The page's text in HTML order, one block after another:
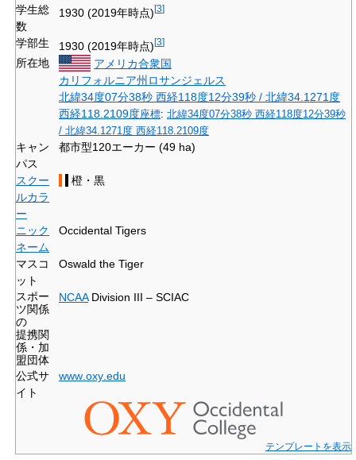
学生総
数
1930 (2019年時点)[3]
学部生 1930 (2019年時点)[3]
所在地
アメリカ合衆国
カリフォルニア州ロサンジェルス
北緯34度07分38秒 西経118度12分39秒 / 北緯34.1271度
西経118.2109度座標: 北緯34度07分38秒 西経118度12分39秒
/ 北緯34.1271度 西経118.2109度
キャン
パス
都市型120エーカー (49 ha)
スクー
ルカラ
ー
橙・黒
ニック
ネーム
Occidental Tigers
マスコ
ット
Oswald the Tiger
スポー
ツ関係
の
提携関
係・加
盟団体
NCAADivision III – SCIAC
公式サ
イト
www .oxy .edu
テンプレートを表示